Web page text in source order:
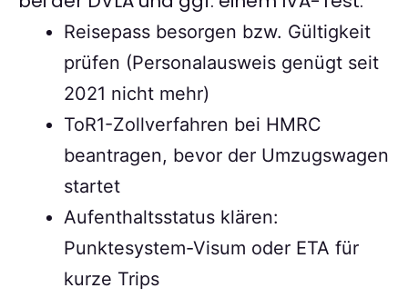
Reisepass besorgen bzw. Gültigkeit
prüfen (Personalausweis genügt seit
2021 nicht mehr)
ToR1-Zollverfahren bei HMRC
beantragen, bevor der Umzugswagen
startet
Aufenthaltsstatus klären:
Punktesystem-Visum oder ETA für
kurze Trips